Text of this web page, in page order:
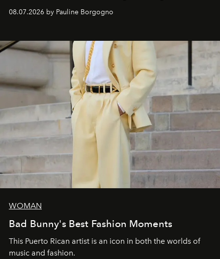
and creation.
08.07.2026 by Pauline Borgogno
WOMAN
Bad Bunny's Best Fashion Moments
This Puerto Rican artist is an icon in both the worlds of
music and fashion.